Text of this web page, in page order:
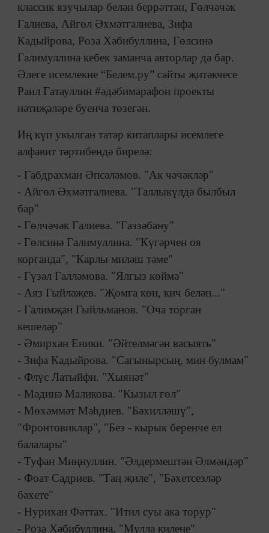
классик язучылар белән беррәттән, Гөлчәчәк
Галиева, Айгөл Әхмәтгалиева, Зифа
Кадыйрова, Роза Хәбибуллина, Гөлсинә
Галимуллина кебек заманча авторлар да бар.
Әлеге исемлекне “Белем.ру” сайты җитәкчесе
Раил Гатауллин #әдәбимарафон проекты
нәтиҗәләре буенча төзегән.
Иң күп укылган татар китаплары исемлеге
алфавит тәртибендә бирелә:
- Габдрахман Әпсәләмов. "Ак чәчәкләр"
- Айгөл Әхмәтгалиева. "Таллыкүлдә былбыл
бар"
- Гөлчәчәк Галиева. "Газзәбану"
- Гөлсинә Галимуллина. "Күгәрчен оя
корганда", "Карлы миләш тәме"
- Гүзәл Галләмова. "Ялгыз көймә"
- Аяз Гыйләҗев. "Җомга көн, кич белән..."
- Галимҗан Гыйльманов. "Оча торган
кешеләр"
- Әмирхан Еники. "Әйтелмәгән васыять"
- Зифа Кадыйрова. "Сагынырсың, мин булмам"
- Флүс Латыйфи. "Хыянәт"
- Мәдинә Маликова. "Кызыл гөл"
- Мөхәммәт Мәһдиев. "Бәхилләшү",
"Фронтовиклар", "Без - кырык беренче ел
балалары"
- Туфан Миңнуллин. "Әлдермештән Әлмәндәр"
- Фоат Садриев. "Таң җиле", "Бәхетсезләр
бәхете"
- Нурихан Фәттах. "Итил суы ака торур"
- Роза Хәбибуллина. "Мулла килене"